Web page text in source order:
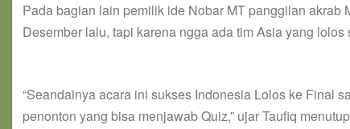
Pada bagian lain pemilik ide Nobar MT panggilan akrab
Desember lalu, tapi karena ngga ada tim Asia yang
“Seandainya acara ini sukses Indonesia Lolos ke Final
penonton yang bisa menjawab Quiz,” ujar Taufiq